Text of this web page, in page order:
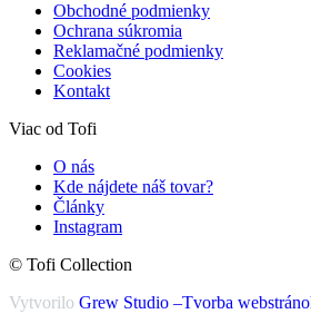
Obchodné podmienky
Ochrana súkromia
Reklamačné podmienky
Cookies
Kontakt
Viac od Tofi
O nás
Kde nájdete náš tovar?
Články
Instagram
© Tofi Collection
Vytvorilo Grew Studio –Tvorba